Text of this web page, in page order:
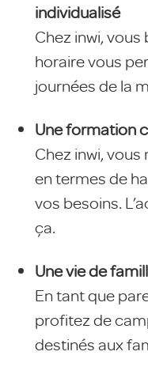
individualisé
Chez inwi,
horaire vous
journées de la
Une formation
Chez inwi,
en termes de
vos besoins.
ça.
Une vie de
En tant que
profitez de
destinés aux